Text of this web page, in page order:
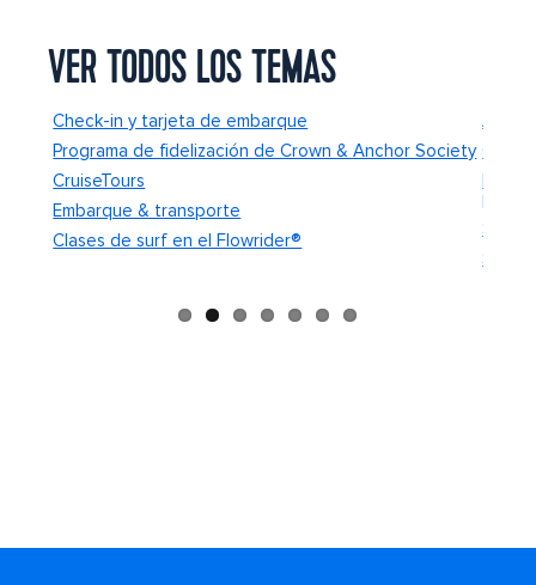
VER TODOS LOS TEMAS
Check-in y tarjeta de embarque
Programa de fidelización de Crown & Anchor Society
CruiseTours
Embarque & transporte
Clases de surf en el Flowrider®
Canje